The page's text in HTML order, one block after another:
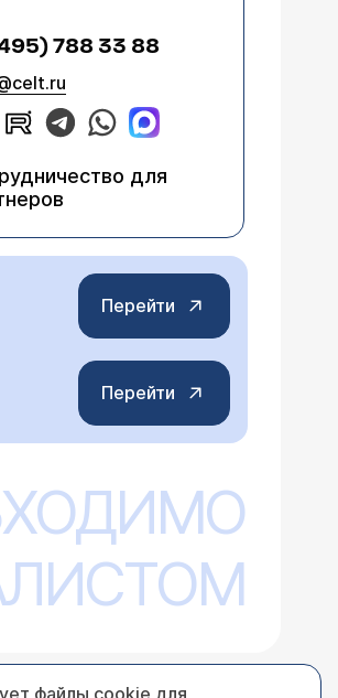
788 33 88
для
Перейти
Перейти
файлы cookie для